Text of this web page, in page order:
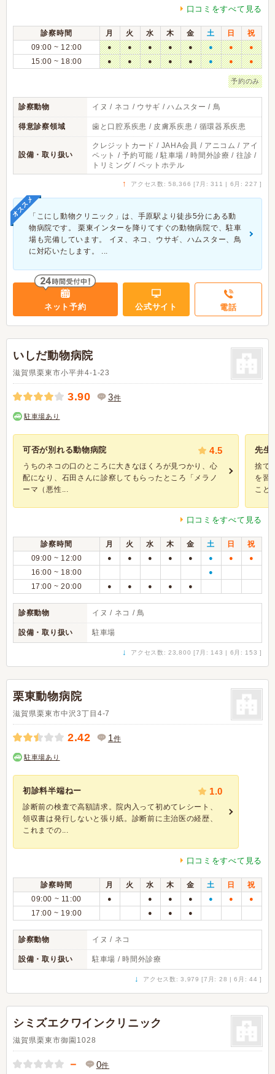
口コミをすべて見る
診察時間 月 火 水 木 金 土 日
祝
09:00 ~ 12:00
● ● ● ● ● ● ● ●
15:00 ~ 18:00 ● ● ● ● ● ● ● ●
予約のみ
診察動物 イヌ / ネコ / ウサギ / ハムスター / 鳥
得意診察領域 歯と口腔系疾患 / 皮膚系疾患 / 循環器系疾患
設備・取り扱い
クレジットカード / JAHA会員 / アニコム / アイ
ペット / 予約可能 / 駐車場 / 時間外診療 / 往診 /
トリミング / ペットホテル
↑ アクセス数: 58,366 [7月: 311 | 6月: 227 ]
オススメ「こにし動物クリニック」は、手原駅より徒歩5分にある動
物病院です。 栗東インターを降りてすぐの動物病院で、駐車
場も完備しています。 イヌ、ネコ、ウサギ、ハムスター、鳥
に対応いたします。 ...
ネット予約 公式サイト 電話
いしだ動物病院
滋賀県栗東市小平井4-1-23
3.90 3件
駐車場あり
可否が別れる動物病院 4.5
うちのネコの口のところに大きなほくろが見つかり、心
配になり、石田さんに診察してもらったところ「メラノ
ーマ（悪性...
先生
捨て
を習
こと
口コミをすべて見る
診察時間 月 火 水 木 金 土 日
祝
09:00 ~ 12:00
● ● ● ● ● ● ● ●
16:00 ~ 18:00 ●
17:00 ~ 20:00 ● ● ● ● ●
診察動物 イヌ / ネコ / 鳥
設備・取り扱い 駐車場
↓ アクセス数: 23,800 [7月: 143 | 6月: 153 ]
栗東動物病院
滋賀県栗東市中沢3丁目4-7
2.42 1件
駐車場あり
初診料半端ねー 1.0
診断前の検査で高額請求。院内入って初めてレシート、
領収書は発行しないと張り紙。診断前に主治医の経歴、
これまでの...
口コミをすべて見る
診察時間 月 火 水 木 金 土 日
祝
09:00 ~ 11:00
● ● ● ● ● ● ●
17:00 ~ 19:00 ● ● ●
診察動物 イヌ / ネコ
設備・取り扱い 駐車場 / 時間外診療
↓ アクセス数: 3,979 [7月: 28 | 6月: 44 ]
シミズエクワインクリニック
滋賀県栗東市御園1028
－ 0件